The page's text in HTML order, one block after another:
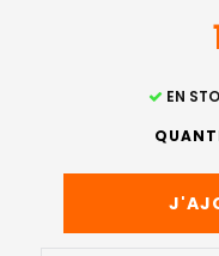
EN